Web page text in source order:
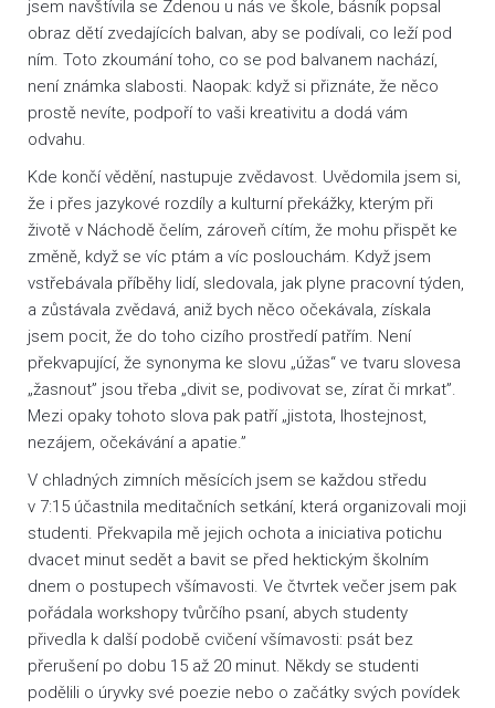
jsem navštívila se Zdenou u nás ve škole, básník popsal
obraz dětí zvedajících balvan, aby se podívali, co leží pod
ním. Toto zkoumání toho, co se pod balvanem nachází,
není známka slabosti. Naopak: když si přiznáte, že něco
prostě nevíte, podpoří to vaši kreativitu a dodá vám
odvahu.
Kde končí vědění, nastupuje zvědavost. Uvědomila jsem si,
že i přes jazykové rozdíly a kulturní překážky, kterým při
životě v Náchodě čelím, zároveň cítím, že mohu přispět ke
změně, když se víc ptám a víc poslouchám. Když jsem
vstřebávala příběhy lidí, sledovala, jak plyne pracovní týden,
a zůstávala zvědavá, aniž bych něco očekávala, získala
jsem pocit, že do toho cizího prostředí patřím. Není
překvapující, že synonyma ke slovu „úžas“ ve tvaru slovesa
„žasnout” jsou třeba „divit se, podivovat se, zírat či mrkat”.
Mezi opaky tohoto slova pak patří „jistota, lhostejnost,
nezájem, očekávání a apatie.”
V chladných zimních měsících jsem se každou středu
v 7:15 účastnila meditačních setkání, která organizovali moji
studenti. Překvapila mě jejich ochota a iniciativa potichu
dvacet minut sedět a bavit se před hektickým školním
dnem o postupech všímavosti. Ve čtvrtek večer jsem pak
pořádala workshopy tvůrčího psaní, abych studenty
přivedla k další podobě cvičení všímavosti: psát bez
přerušení po dobu 15 až 20 minut. Někdy se studenti
podělili o úryvky své poezie nebo o začátky svých povídek